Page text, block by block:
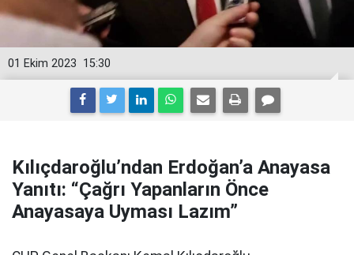
15:30
01 Ekim 2023
Kılıçdaroğlu’ndan Erdoğan’a Anayasa
Yanıtı: “Çağrı Yapanların Önce
Anayasaya Uyması Lazım”